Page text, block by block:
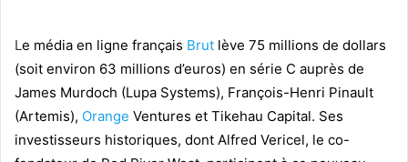
Le média en ligne français Brut lève 75 millions de dollars
(soit environ 63 millions d’euros) en série C auprès de
James Murdoch (Lupa Systems), François-Henri Pinault
(Artemis), Orange Ventures et Tikehau Capital. Ses
investisseurs historiques, dont Alfred Vericel, le co-